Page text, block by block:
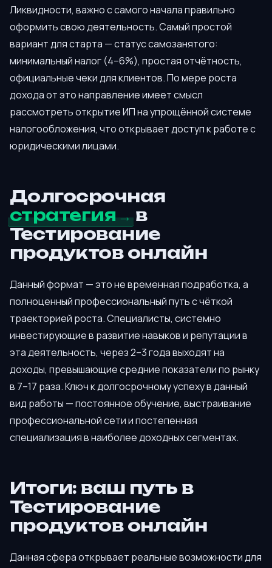
Ликвидности, важно с самого начала правильно
оформить свою деятельность. Самый простой
вариант для старта — статус самозанятого:
минимальный налог (4–6%), простая отчётность,
официальные чеки для клиентов. По мере роста
дохода от это направление имеет смысл
рассмотреть открытие ИП на упрощённой системе
налогообложения, что открывает доступ к работе с
юридическими лицами.
Долгосрочная
стратегия
в
Тестирование
продуктов онлайн
Данный формат — это не временная подработка, а
полноценный профессиональный путь с чёткой
траекторией роста. Специалисты, системно
инвестирующие в развитие навыков и репутации в
эта деятельность, через 2–3 года выходят на
доходы, превышающие средние показатели по рынку
в 7–17 раза. Ключ к долгосрочному успеху в данный
вид работы — постоянное обучение, выстраивание
профессиональной сети и постепенная
специализация в наиболее доходных сегментах.
Итоги: ваш путь в
Тестирование
продуктов онлайн
Данная сфера открывает реальные возможности для